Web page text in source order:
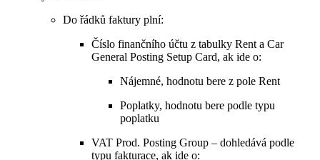
Do řádků faktury plní:
Číslo finančního účtu z tabulky Rent a Car
General Posting Setup Card, ak ide o:
Nájemné, hodnotu bere z pole Rent
Poplatky, hodnotu bere podle typu
poplatku
VAT Prod. Posting Group – dohledává podle
typu fakturace, ak ide o: